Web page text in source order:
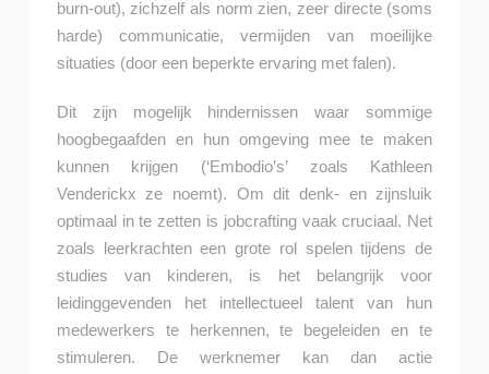
burn-out), zichzelf als norm zien, zeer directe (soms
harde) communicatie, vermijden van moeilijke
situaties (door een beperkte ervaring met falen).
Dit zijn mogelijk hindernissen waar sommige
hoogbegaafden en hun omgeving mee te maken
kunnen krijgen (‘Embodio’s’ zoals Kathleen
Venderickx ze noemt). Om dit denk- en zijnsluik
optimaal in te zetten is jobcrafting vaak cruciaal. Net
zoals leerkrachten een grote rol spelen tijdens de
studies van kinderen, is het belangrijk voor
leidinggevenden het intellectueel talent van hun
medewerkers te herkennen, te begeleiden en te
stimuleren. De werknemer kan dan actie